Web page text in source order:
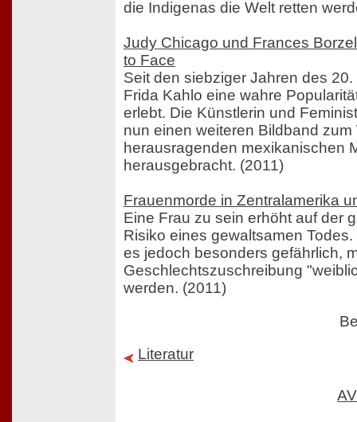
die Indigenas die Welt retten
Judy Chicago und Frances
to Face
Seit den siebziger Jahren des
Frida Kahlo eine wahre
erlebt. Die Künstlerin und
nun einen weiteren Bildband zum
herausragenden mexikanischen
herausgebracht. (2011)
Frauenmorde in Zentralamerika
Eine Frau zu sein erhöht auf der
Risiko eines gewaltsamen
es jedoch besonders gefährlich,
Geschlechtszuschreibung
werden. (2011)
Literatur